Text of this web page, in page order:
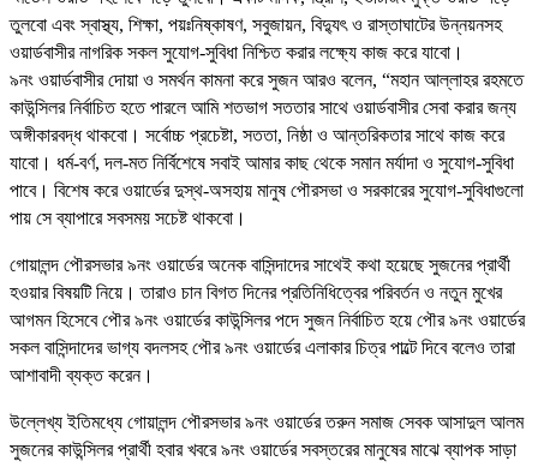
তুলবো এবং স্বাস্থ্য, শিক্ষা, পয়ঃনিষ্কাষণ, সবুজায়ন, বিদ্যুৎ ও রাস্তাঘাটের উন্নয়নসহ
ওয়ার্ডবাসীর নাগরিক সকল সুযোগ-সুবিধা নিশ্চিত করার লক্ষ্যে কাজ করে যাবো।
৯নং ওয়ার্ডবাসীর দোয়া ও সমর্থন কামনা করে সুজন আরও বলেন, “মহান আল্লাহর রহমতে
কাউন্সিলর নির্বাচিত হতে পারলে আমি শতভাগ সততার সাথে ওয়ার্ডবাসীর সেবা করার জন্য
অঙ্গীকারবদ্ধ থাকবো। সর্বোচ্চ প্রচেষ্টা, সততা, নিষ্ঠা ও আন্তরিকতার সাথে কাজ করে
যাবো। ধর্ম-বর্ণ, দল-মত নির্বিশেষে সবাই আমার কাছ থেকে সমান মর্যাদা ও সুযোগ-সুবিধা
পাবে। বিশেষ করে ওয়ার্ডের দুস্থ-অসহায় মানুষ পৌরসভা ও সরকারের সুযোগ-সুবিধাগুলো
পায় সে ব্যাপারে সবসময় সচেষ্ট থাকবো।
গোয়ালন্দ পৌরসভার ৯নং ওয়ার্ডের অনেক বাসিন্দাদের সাথেই কথা হয়েছে সুজনের প্রার্থী
হওয়ার বিষয়টি নিয়ে। তারাও চান বিগত দিনের প্রতিনিধিত্বের পরিবর্তন ও নতুন মুখের
আগমন হিসেবে পৌর ৯নং ওয়ার্ডের কাউন্সিলর পদে সুজন নির্বাচিত হয়ে পৌর ৯নং ওয়ার্ডের
সকল বাসিন্দাদের ভাগ্য বদলসহ পৌর ৯নং ওয়ার্ডের এলাকার চিত্র পাল্টে দিবে বলেও তারা
আশাবাদী ব্যক্ত করেন।
উল্লেখ্য ইতিমধ্যে গোয়ালন্দ পৌরসভার ৯নং ওয়ার্ডের তরুন সমাজ সেবক আসাদুল আলম
সুজনের কাউন্সিলর প্রার্থী হবার খবরে ৯নং ওয়ার্ডের সবস্তরের মানুষের মাঝে ব্যাপক সাড়া